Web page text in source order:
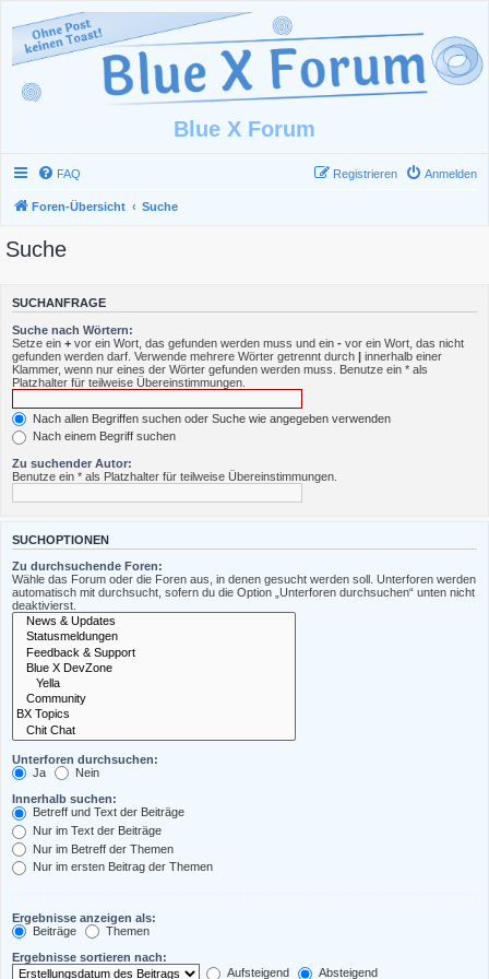
Blue X Forum
FAQ Anmelden
Registrieren
Foren-Übersicht Suche
Suche
SUCHANFRAGE
Suche nach Wörtern:
Setze ein + vor ein Wort, das gefunden werden muss und ein - vor ein Wort, das nicht
gefunden werden darf. Verwende mehrere Wörter getrennt durch | innerhalb einer
Klammer, wenn nur eines der Wörter gefunden werden muss. Benutze ein * als
Platzhalter für teilweise Übereinstimmungen.
Nach allen Begriffen suchen oder Suche wie angegeben verwenden
Nach einem Begriff suchen
Zu suchender Autor:
Benutze ein * als Platzhalter für teilweise Übereinstimmungen.
SUCHOPTIONEN
Zu durchsuchende Foren:
Wähle das Forum oder die Foren aus, in denen gesucht werden soll. Unterforen werden
automatisch mit durchsucht, sofern du die Option „Unterforen durchsuchen“ unten nicht
deaktivierst.
Unterforen durchsuchen:
Ja
Nein
Innerhalb suchen:
Betreff und Text der Beiträge
Nur im Text der Beiträge
Nur im Betreff der Themen
Nur im ersten Beitrag der Themen
Ergebnisse anzeigen als:
Beiträge
Themen
Ergebnisse sortieren nach:
Aufsteigend
Absteigend